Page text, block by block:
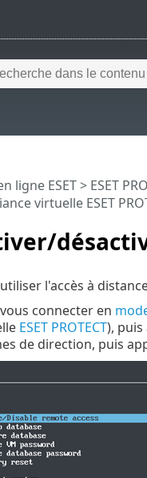
ligne ESET> ESET
virtuelle ESET
l'accès à
connecter en
ESET PROTECT),
de direction, puis